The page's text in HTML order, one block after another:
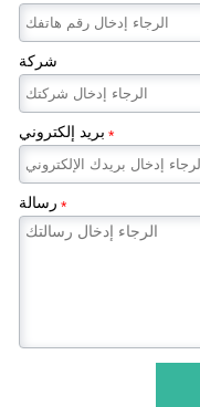
شركة
بريد إلكتروني *
رسالة *